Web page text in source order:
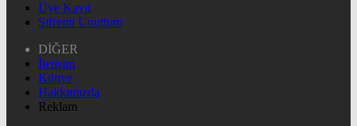
Üye Kayıt
Şifremi Unuttum
DİĞER
İletişim
Künye
Hakkımızda
Reklam